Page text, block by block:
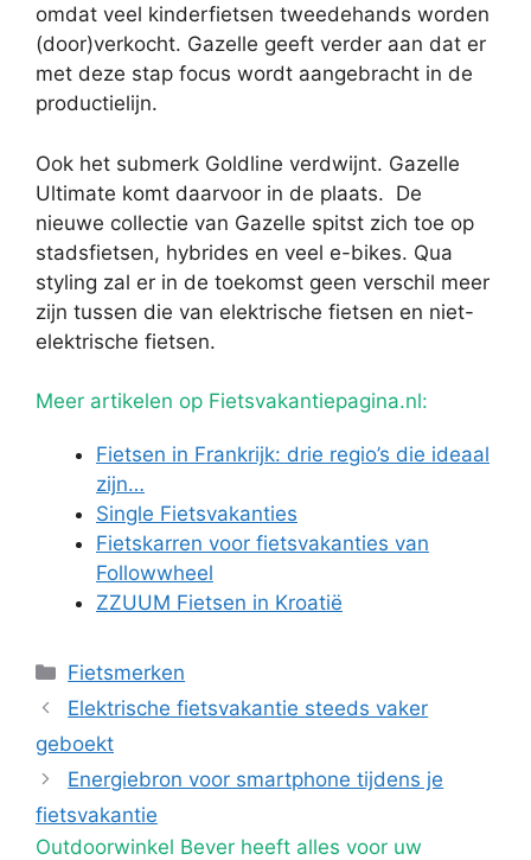
omdat veel kinderfietsen tweedehands worden
(door)verkocht. Gazelle geeft verder aan dat er
met deze stap focus wordt aangebracht in de
productielijn.
Ook het submerk Goldline verdwijnt. Gazelle
Ultimate komt daarvoor in de plaats. De
nieuwe collectie van Gazelle spitst zich toe op
stadsfietsen, hybrides en veel e-bikes. Qua
styling zal er in de toekomst geen verschil meer
zijn tussen die van elektrische fietsen en niet-
elektrische fietsen.
Meer artikelen op Fietsvakantiepagina.nl:
Fietsen in Frankrijk: drie regio’s die ideaal
zijn…
Single Fietsvakanties
Fietskarren voor fietsvakanties van
Followwheel
ZZUUM Fietsen in Kroatië
Categorieën
Fietsmerken
Elektrische fietsvakantie steeds vaker
geboekt
Energiebron voor smartphone tijdens je
fietsvakantie
Outdoorwinkel Bever heeft alles voor uw